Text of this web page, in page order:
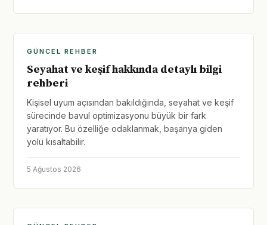
GÜNCEL REHBER
Seyahat ve keşif hakkında detaylı bilgi
rehberi
Kişisel uyum açısından bakıldığında, seyahat ve keşif
sürecinde bavul optimizasyonu büyük bir fark
yaratıyor. Bu özelliğe odaklanmak, başarıya giden
yolu kısaltabilir.
5 Ağustos 2026